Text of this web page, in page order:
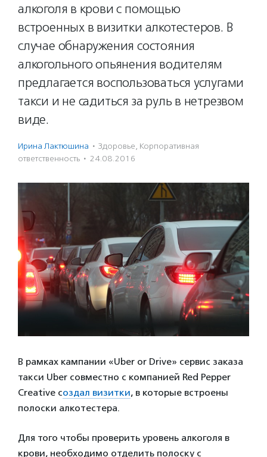
алкоголя в крови с помощью
встроенных в визитки алкотестеров. В
случае обнаружения состояния
алкогольного опьянения водителям
предлагается воспользоваться услугами
такси и не садиться за руль в нетрезвом
виде.
Ирина Лактюшина · Здоровье, Корпоративная
ответственность · 24.08.2016
В рамках кампании «Uber or Drive» сервис заказа
такси Uber совместно с компанией Red Pepper
Creative создал визитки, в которые встроены
полоски алкотестера.
Для того чтобы проверить уровень алкоголя в
крови, необходимо отделить полоску с